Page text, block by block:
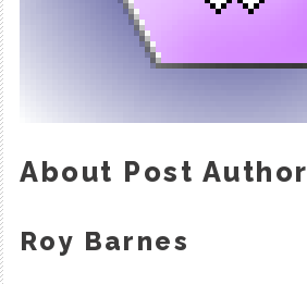
About Post Author
Roy Barnes